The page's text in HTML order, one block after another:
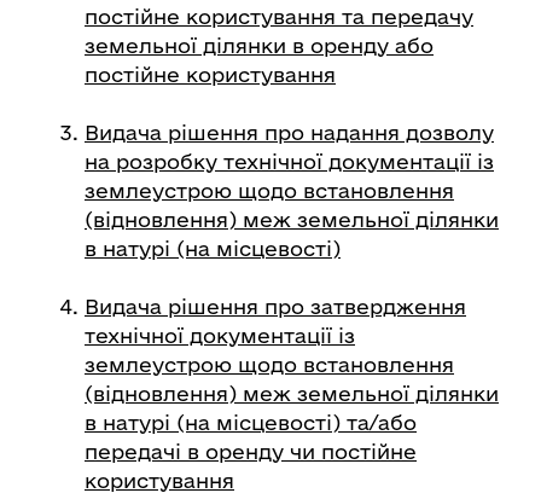
постійне користування та передачу
земельної ділянки в оренду або
постійне користування
Видача рішення про надання дозволу
на розробку технічної документації із
землеустрою щодо встановлення
(відновлення) меж земельної ділянки
в натурі (на місцевості)
Видача рішення про затвердження
технічної документації із
землеустрою щодо встановлення
(відновлення) меж земельної ділянки
в натурі (на місцевості) та/або
передачі в оренду чи постійне
користування